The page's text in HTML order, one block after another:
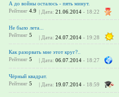
А до войны осталось - пять минут.
Рейтинг 4.9 | Дата: 21.06.2014 - 18:22
Не было лета...
Рейтинг 5 | Дата: 24.07.2014 - 19:28
Как разорвать мне этот круг?..
Рейтинг 5 | Дата: 06.07.2014 - 18:27
Чёрный квадрат.
Рейтинг 5 | Дата: 19.07.2014 - 18:59